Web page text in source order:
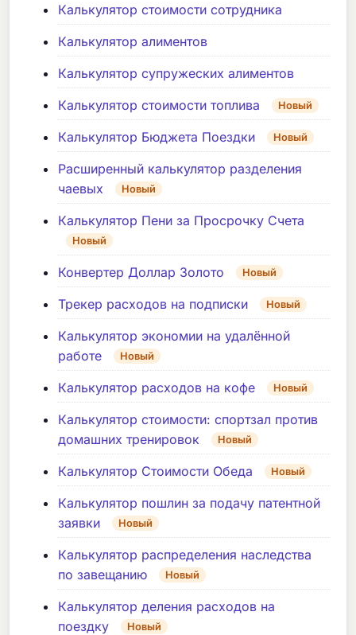
Калькулятор стоимости сотрудника
Калькулятор алиментов
Калькулятор супружеских алиментов
Калькулятор стоимости топлива
Новый
Калькулятор Бюджета Поездки Новый
Расширенный калькулятор разделения
чаевых
Новый
Калькулятор Пени за Просрочку Счета
Новый
Конвертер Доллар Золото Новый
Трекер расходов на подписки Новый
Калькулятор экономии на удалённой
работе
Новый
Калькулятор расходов на кофе Новый
Калькулятор стоимости: спортзал против
домашних тренировок
Новый
Калькулятор Стоимости Обеда Новый
Калькулятор пошлин за подачу патентной
заявки
Новый
Калькулятор распределения наследства
по завещанию
Новый
Калькулятор деления расходов на
поездку
Новый